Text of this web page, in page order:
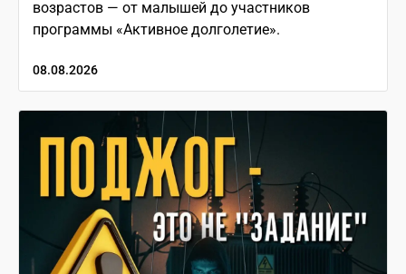
возрастов — от малышей до участников
программы «Активное долголетие».
08.08.2026